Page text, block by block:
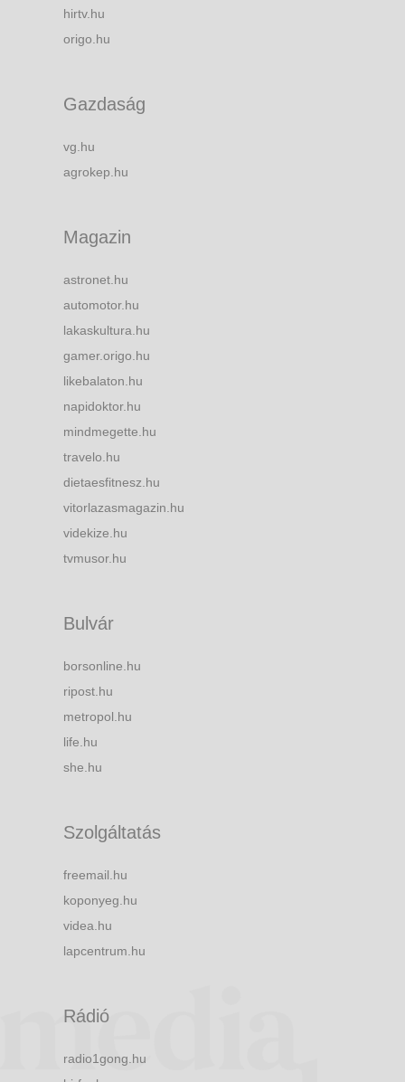
hirtv.hu
origo.hu
Gazdaság
vg.hu
agrokep.hu
Magazin
astronet.hu
automotor.hu
lakaskultura.hu
gamer.origo.hu
likebalaton.hu
napidoktor.hu
mindmegette.hu
travelo.hu
dietaesfitnesz.hu
vitorlazasmagazin.hu
videkize.hu
tvmusor.hu
Bulvár
borsonline.hu
ripost.hu
metropol.hu
life.hu
she.hu
Szolgáltatás
freemail.hu
koponyeg.hu
videa.hu
lapcentrum.hu
Rádió
radio1gong.hu